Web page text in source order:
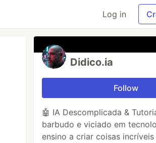
Log in
Didico.ia
Follow
🤖 IA Descomplicada &
barbudo e viciado em
ensino a criar coisas